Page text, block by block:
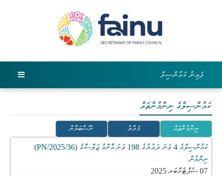
ފައިނު ކައުންސިލް
ކައުންސިލްގެ ނިންމުންތައް
ނިންމުންތައް ޤަރާރު ނޫސްބަޔާން
ކައުންސިލްގެ 4 ވަނަ ދަޢުރުގެ 198 ވަނަ އާންމު ޖަލްސާގެ (PN/2025/36)
ނިންމުން
07 ސެޕްޓެމްބަރ 2025